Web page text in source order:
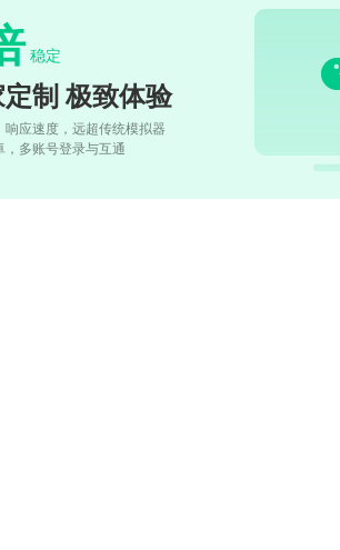
稳定
制 极致体验
响应速度，远超传统模拟器
，多账号登录与互通